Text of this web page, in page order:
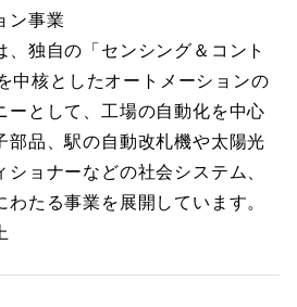
ン事業
独自の「センシング＆コント
中核としたオートメーションの
ーとして、工場の自動化を中心
部品、駅の自動改札機や太陽光
ョナーなどの社会システム、
たる事業を展開しています。